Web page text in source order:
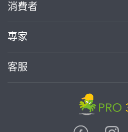
消費者
專家
客服